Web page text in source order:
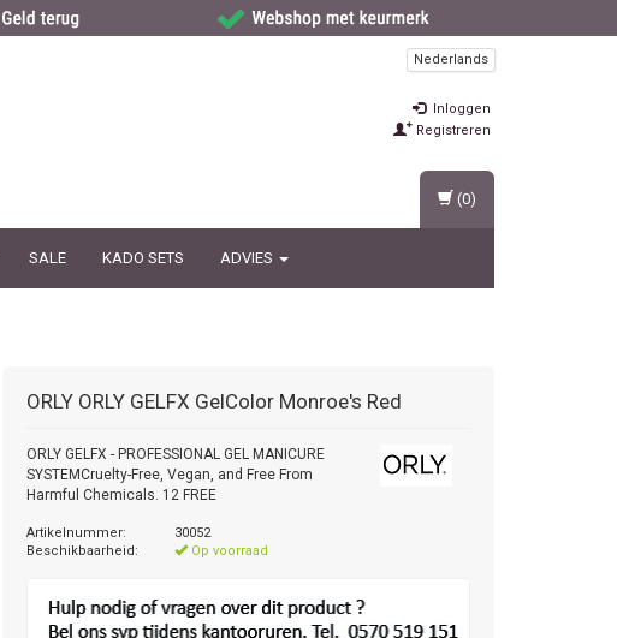
Nederlands
Inloggen
Registreren
SALE KADO SETS ADVIES
(0)
ORLY ORLY GELFX GelColor Monroe's Red
ORLY GELFX - PROFESSIONAL GEL MANICURE
SYSTEMCruelty-Free, Vegan, and Free From
Harmful Chemicals. 12 FREE
Artikelnummer:
30052
Beschikbaarheid:
Op voorraad